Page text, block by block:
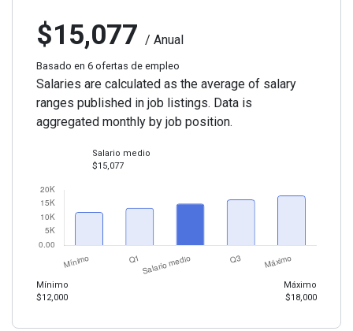
$15,077 / Anual
Basado en 6 ofertas de empleo
Salaries are calculated as the average of salary
ranges published in job listings. Data is
aggregated monthly by job position.
Mínimo
$12,000
Salario medio
$15,077
Máximo
$18,000